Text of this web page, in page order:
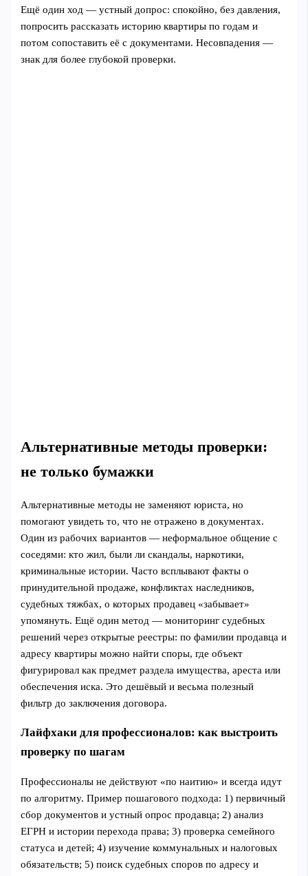
Ещё один ход — устный допрос: спокойно, без давления,
попросить рассказать историю квартиры по годам и
потом сопоставить её с документами. Несовпадения —
знак для более глубокой проверки.
Альтернативные методы проверки:
не только бумажки
Альтернативные методы не заменяют юриста, но
помогают увидеть то, что не отражено в документах.
Один из рабочих вариантов — неформальное общение с
соседями: кто жил, были ли скандалы, наркотики,
криминальные истории. Часто всплывают факты о
принудительной продаже, конфликтах наследников,
судебных тяжбах, о которых продавец «забывает»
упомянуть. Ещё один метод — мониторинг судебных
решений через открытые реестры: по фамилии продавца и
адресу квартиры можно найти споры, где объект
фигурировал как предмет раздела имущества, ареста или
обеспечения иска. Это дешёвый и весьма полезный
фильтр до заключения договора.
Лайфхаки для профессионалов: как выстроить
проверку по шагам
Профессионалы не действуют «по наитию» и всегда идут
по алгоритму. Пример пошагового подхода: 1) первичный
сбор документов и устный опрос продавца; 2) анализ
ЕГРН и истории перехода права; 3) проверка семейного
статуса и детей; 4) изучение коммунальных и налоговых
обязательств; 5) поиск судебных споров по адресу и